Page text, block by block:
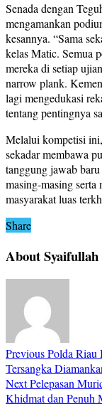
Senada dengan
mengamankan
kesannya. “Sama
kelas Matic. Semua
mereka di setiap
narrow plank.
lagi mengedukasi
tentang pentingnya
Melalui kompetisi
sekadar membawa
tanggung jawab
masing-masing
masyarakat luas
Share
About
PreviousPolda Riau
Tersangka
NextPelepasan
Khidmat dan Penuh